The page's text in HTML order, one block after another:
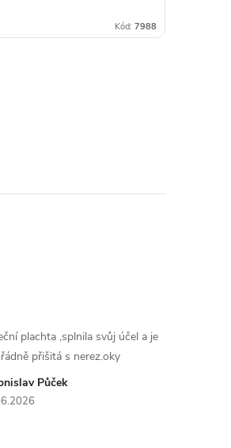
Kód: 7988
Půček
plachta ,splnila svůj účel a je
přišitá s nerez.oky